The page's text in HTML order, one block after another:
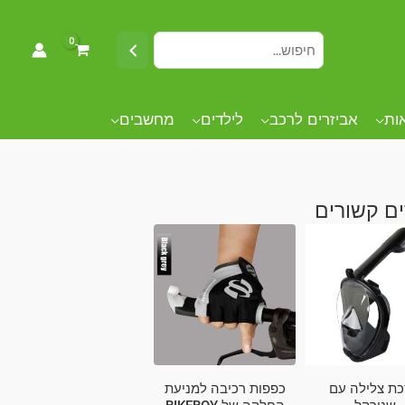
אביזרים לרכב לילדים מחשבים
קשורים
צלילה עם
כפפות רכיבה למניעת